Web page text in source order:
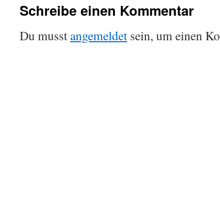
Schreibe einen Kommentar
Du musst angemeldet sein, um einen